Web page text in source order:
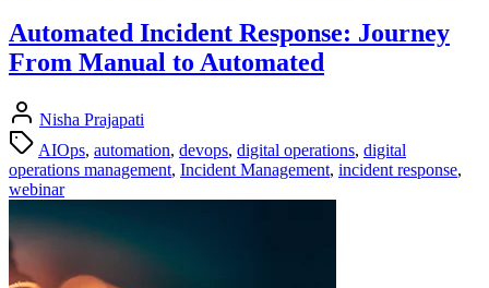
Automated Incident Response: Journey
From Manual to Automated
Nisha Prajapati
AIOps, automation, devops, digital operations, digital
operations management, Incident Management, incident response,
webinar